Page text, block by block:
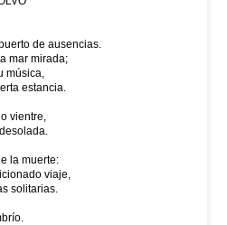
de ausencias.
mar mirada;
música,
estancia.
vientre,
la muerte:
viaje,
solitarias.